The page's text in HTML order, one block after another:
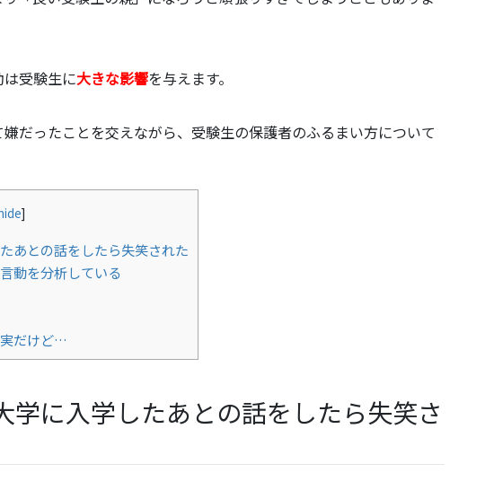
受験生に大きな影響を与えます。
だったことを交えながら、受験生の保護者のふるまい方について
]
あとの話をしたら失笑された
動を分析している
だけど…
学に入学したあとの話をしたら失笑さ